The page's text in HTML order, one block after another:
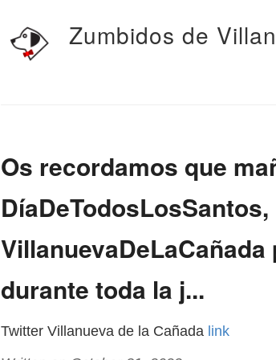
Zumbidos de
Os recordamos que
durante toda la j...
Twitter Villanueva de la Cañada link